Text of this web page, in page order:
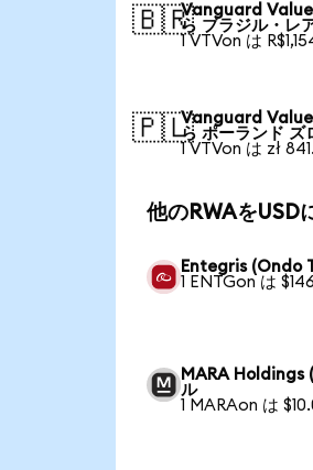
🇧🇷Vanguard Value
ら ブラジル・レ
1 VTVon は
🇵🇱Vanguard Value
ら ポーランド ズ
1 VTVon は zł
他のRWAをUSD
Entegris (Ondo
1 ENTGon は
MARA Holdings
ル
1 MARAon は